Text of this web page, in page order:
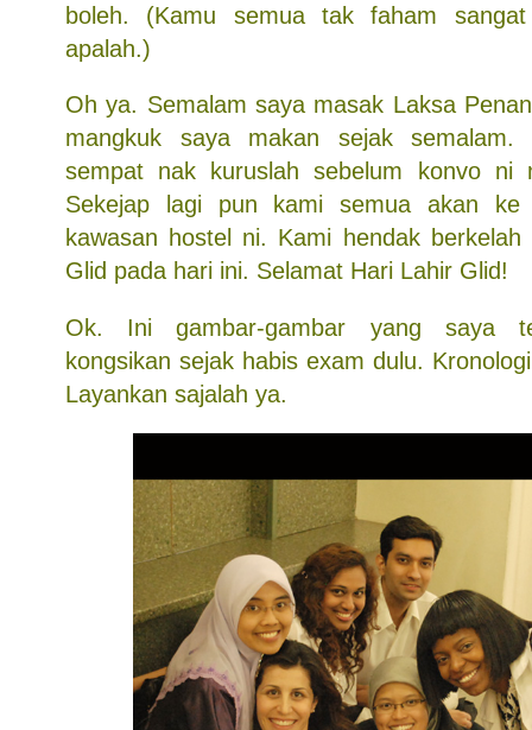
boleh. (Kamu semua tak faham
apalah.)
Oh ya. Semalam saya masak Laksa
mangkuk saya makan sejak semalam.
sempat nak kuruslah sebelum konvo ni
Sekejap lagi pun kami semua akan ke
kawasan hostel ni. Kami hendak
Glid pada hari ini. Selamat Hari Lahir Glid!
Ok. Ini gambar-gambar yang saya
kongsikan sejak habis exam dulu.
Layankan sajalah ya.